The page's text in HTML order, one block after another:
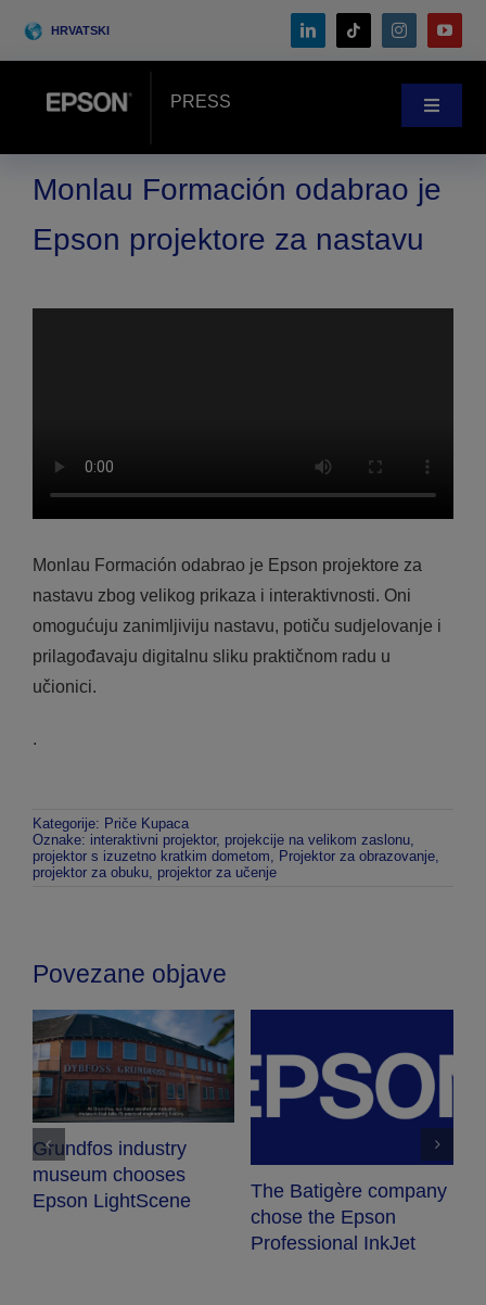
HRVATSKI
PRESS
Toggle
Priče kupaca
Blog
Monlau Formación odabrao je
Epson projektore za nastavu
Monlau Formación odabrao je Epson projektore za
nastavu zbog velikog prikaza i interaktivnosti. Oni
omogućuju zanimljiviju nastavu, potiču sudjelovanje i
prilagođavaju digitalnu sliku praktičnom radu u
učionici.
.
Kategorije: Priče Kupaca
Oznake: interaktivni projektor, projekcije na velikom zaslonu,
projektor s izuzetno kratkim dometom
Projektor za obrazovanje,
projektor za obuku, projektor za učenje
Povezane objave
Grundfos industry
museum chooses
Epson LightScene
The Batigère company
chose the Epson
Professional InkJet